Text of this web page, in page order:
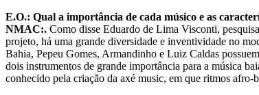
E.O.: Qual a importância de cada músico e as
NMAC:. Como disse Eduardo de Lima Visconti,
projeto, há uma grande diversidade e inventividade no
Bahia, Pepeu Gomes, Armandinho e Luiz Caldas
dois instrumentos de grande importância para a música
conhecido pela criação da axé music, em que ritmos